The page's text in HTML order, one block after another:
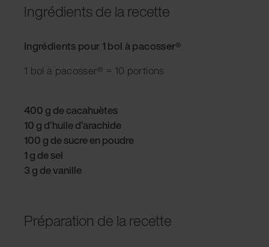
Ingrédients de la recette
Ingrédients pour 1 bol à pacosser®
1 bol à pacosser® = 10 portions
400 g de cacahuètes
10 g d'huile d'arachide
100 g de sucre en poudre
1 g de sel
3 g de vanille
Préparation de la recette